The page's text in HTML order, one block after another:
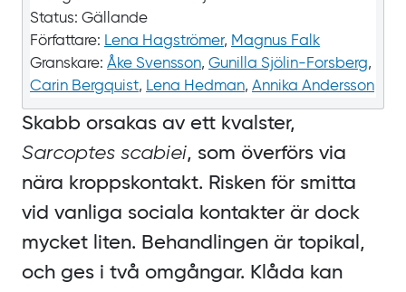
Status: Gällande
Författare: Lena Hagströmer, Magnus Falk
Granskare: Åke Svensson, Gunilla Sjölin-Forsberg,
Carin Bergquist, Lena Hedman, Annika Andersson
Skabb orsakas av ett kvalster,
Sarcoptes scabiei, som överförs via
nära kroppskontakt. Risken för smitta
vid vanliga sociala kontakter är dock
mycket liten. Behandlingen är topikal,
och ges i två omgångar. Klåda kan